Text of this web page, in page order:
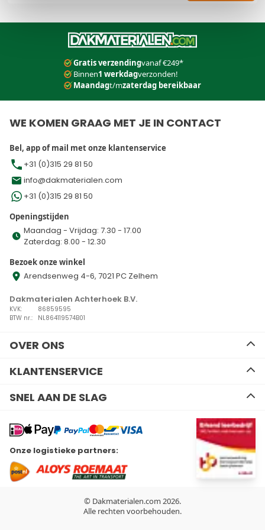
Gratis verzendingvanaf €249*
Binnen1 werkdagverzonden!
Maandagt/mzaterdag bereikbaar
WE KOMEN GRAAG MET JE IN CONTACT
Bel, app of mail met onze klantenservice
+31 (0)315 29 81 50
info@dakmaterialen.com
+31 (0)315 29 81 50
Openingstijden
Maandag - Vrijdag: 7.30 - 17.00
Zaterdag: 8.00 - 12.30
Bezoek onze winkel
Arendsenweg 4-6, 7021 PC Zelhem
Dakmaterialen Achterhoek B.V.
KVK:
86859595
BTW nr.:
NL864119574B01
OVER ONS
Ons team
Advies
Disclaimer
LinkedinFacebookYoutubeInstagram
KLANTENSERVICE
Zakelijk bestellen
Verzenden en retourneren
Betalen
SNEL AAN DE SLAG
Resitrix dakbedekking
Hertalan dakbedekking
Bitumen dakbedekking
Kunststof dakbedekking
Plat dak Isolatie
Gereedschap
Onze logistieke partners:
© Dakmaterialen.com 2026.
Alle rechten voorbehouden.